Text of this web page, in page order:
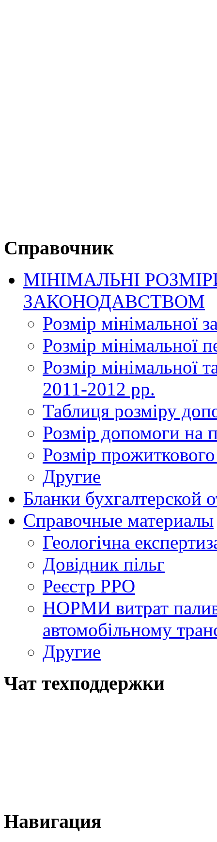
Справочник
МІНІМАЛЬНІ
ЗАКОНОДАВСТВОМ
Розмір мінімальної
Розмір мінімальної
Розмір мінімальної
2011-2012 рр.
Таблиця розміру
Розмір допомоги на
Розмір
Другие
Бланки бухгалтерской
Справочные материалы
Геологічна
Довідник пільг
Реєстр РРО
НОРМИ витрат
автомобільному
Другие
Чат техподдержки
Навигация